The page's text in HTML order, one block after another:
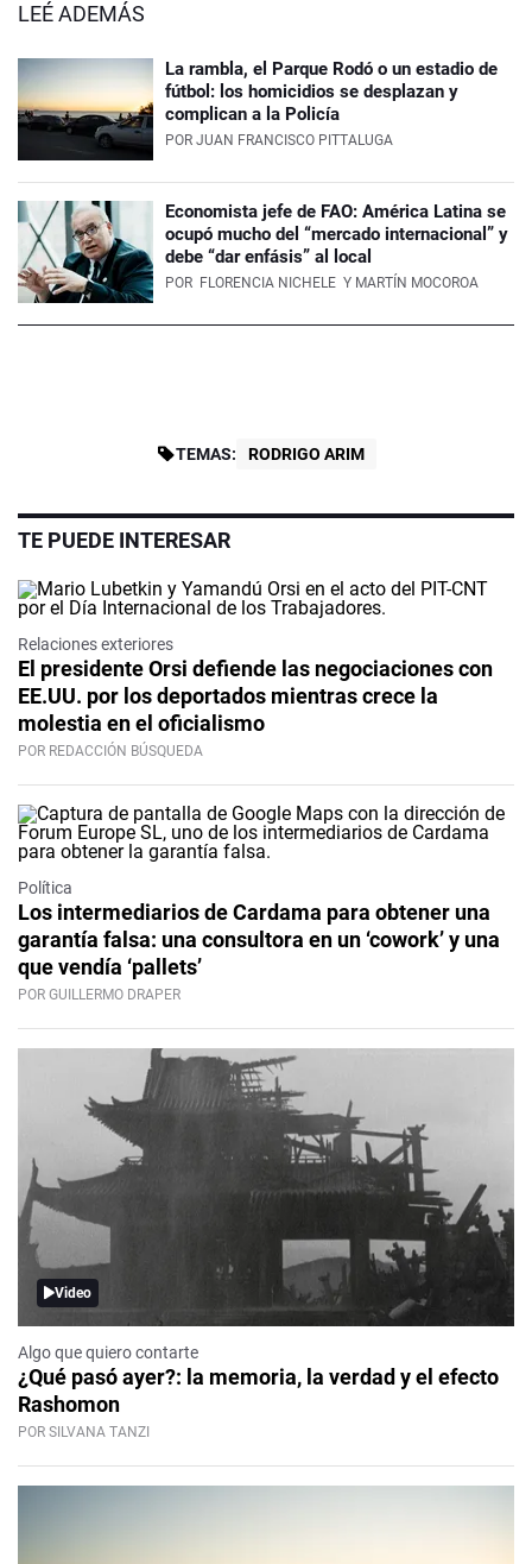
LEÉ ADEMÁS
La rambla, el Parque Rodó o un estadio de
fútbol: los homicidios se desplazan y
complican a la Policía
POR JUAN FRANCISCO PITTALUGA
Economista jefe de FAO: América Latina se
ocupó mucho del “mercado internacional” y
debe “dar enfásis” al local
POR FLORENCIA NICHELE Y MARTÍN MOCOROA
TEMAS: RODRIGO ARIM
TE PUEDE INTERESAR
Relaciones exteriores
El presidente Orsi defiende las negociaciones con
EE.UU. por los deportados mientras crece la
molestia en el oficialismo
POR REDACCIÓN BÚSQUEDA
Política
Los intermediarios de Cardama para obtener una
garantía falsa: una consultora en un ‘cowork’ y una
que vendía ‘pallets’
POR GUILLERMO DRAPER
Video
Algo que quiero contarte
¿Qué pasó ayer?: la memoria, la verdad y el efecto
Rashomon
POR SILVANA TANZI